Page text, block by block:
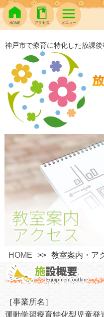
神戸市で療育に特化した放課
HOME 教室案内・ア
［事業所名］
運動学習療育特化型児童発